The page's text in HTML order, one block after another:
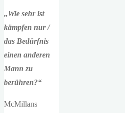
„Wie sehr ist
kämpfen nur /
das Bedürfnis
einen anderen
Mann zu
berühren?“
McMillans